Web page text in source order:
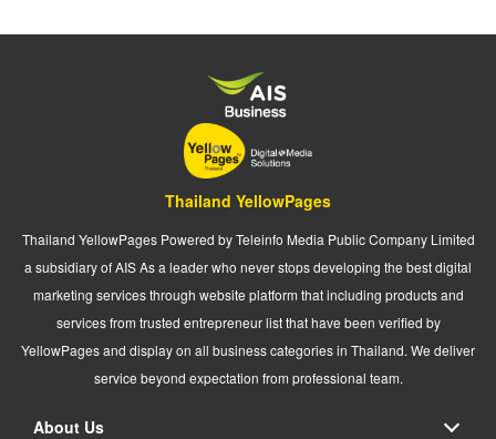
Thailand YellowPages
Thailand YellowPages Powered by Teleinfo Media Public Company Limited
a subsidiary of AIS As a leader who never stops developing the best digital
marketing services through website platform that including products and
services from trusted entrepreneur list that have been verified by
YellowPages and display on all business categories in Thailand. We deliver
service beyond expectation from professional team.
About Us